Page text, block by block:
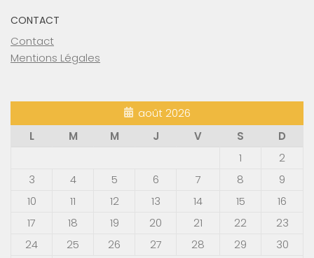
CONTACT
Contact
Mentions Légales
août 2026
L
M M J V S
D
1
2
3
4 5 6 7 8
9
10
11 12 13 14 15
16
17
18 19 20 21 22
23
24
25 26 27 28 29
30